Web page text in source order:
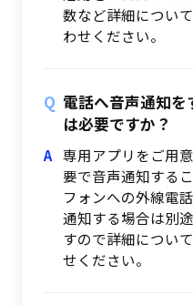
数など詳細につい
わせください。
電話へ音声通知
は必要ですか？
専用アプリをご用
要で音声通知する
フォンへの外線電
通知する場合は別
すので詳細につい
せください。